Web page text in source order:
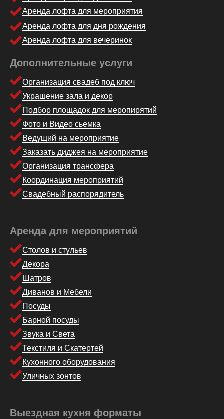
Выездная кухня форматы
Аренда для мероприятий
Столов и стульев
Декора
Шатров
Диванов и Мебели
Посуды
Барной посуды
Звука и Света
Текстиля и Скатертей
Кухонного оборудования
Уличных зонтов
Дополнительные услуги
Организация свадеб под ключ
Украшение зала и декор
Подбор площадок для меропирятий
Фото и Видео сьемка
Ведущий на мероприятие
Заказать диджея на мероприятие
Организация трансфера
Координация мероприятий
Свадебный распорядитель
Аренда лофта для мероприятия
Аренда лофта для дня рождения
Аренда лофта для вечеринок